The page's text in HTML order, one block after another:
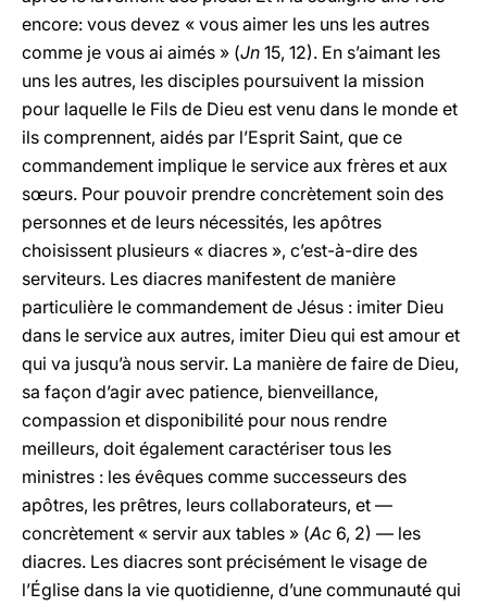
encore: vous devez « vous aimer les uns les autres
comme je vous ai aimés » (Jn 15, 12). En s’aimant les
uns les autres, les disciples poursuivent la mission
pour laquelle le Fils de Dieu est venu dans le monde et
ils comprennent, aidés par l’Esprit Saint, que ce
commandement implique le service aux frères et aux
sœurs. Pour pouvoir prendre concrètement soin des
personnes et de leurs nécessités, les apôtres
choisissent plusieurs « diacres », c’est-à-dire des
serviteurs. Les diacres manifestent de manière
particulière le commandement de Jésus : imiter Dieu
dans le service aux autres, imiter Dieu qui est amour et
qui va jusqu’à nous servir. La manière de faire de Dieu,
sa façon d’agir avec patience, bienveillance,
compassion et disponibilité pour nous rendre
meilleurs, doit également caractériser tous les
ministres : les évêques comme successeurs des
apôtres, les prêtres, leurs collaborateurs, et —
concrètement « servir aux tables » (Ac 6, 2) — les
diacres. Les diacres sont précisément le visage de
l’Église dans la vie quotidienne, d’une communauté qui